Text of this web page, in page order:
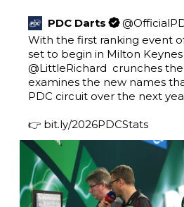
PDC Darts @
With the first ranking event
@LittleRichard
crunches
examines the new names
PDC circuit over the next
👉 bit.ly/2026PDCStats